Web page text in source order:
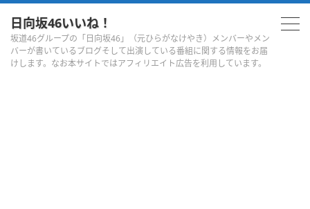
日向坂46いいね！
坂道46グループの「日向坂46」（元ひらがなけやき）メンバーやメン
バーが書いているブログそして出演している番組に関する情報をお届
けします。なお本サイトではアフィリエイト広告を利用しています。